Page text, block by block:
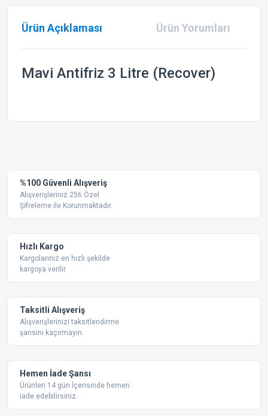
Ürün Açıklaması Ürün Yorumları
Mavi Antifriz 3 Litre (Recover)
Ürün resmi kalitesiz, bozuk veya görüntülenemiyor.
Ürün açıklamasında eksik bilgiler bulunuyor.
Bu ürüne benzer farklı alternatifler olmalı.
%100 Güvenli Alışveriş
Alışverişleriniz 256 Özel
Şifreleme ile Korunmaktadır.
Hızlı Kargo
Kargolarınız en hızlı şekilde
kargoya verilir
Taksitli Alışveriş
Alışverişlerinizi taksitlendirme
şansını kaçırmayın.
Hemen İade Şansı
Ürünleri 14 gün İçerisinde hemen
iade edebilirsiniz.